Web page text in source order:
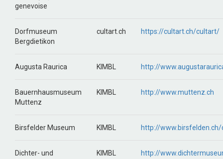
genevoise
Dorfmuseum
Bergdietikon
cultart.ch https://cultart.ch/cultart/
Augusta Raurica KIMBL http://
Bauernhausmuseum
Muttenz
KIMBL http://www.muttenz.ch
Birsfelder Museum KIMBL http://
Dichter- und
KIMBL http://